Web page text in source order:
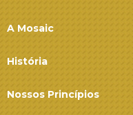
A Mosaic
História
Nossos Princípios